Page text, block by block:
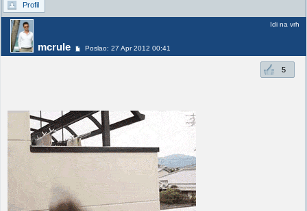
Profil
mcrule Poslao: 27 Apr 2012 00:41
Idi na vrh
5